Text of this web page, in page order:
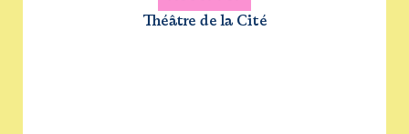
Théâtre de la Cité